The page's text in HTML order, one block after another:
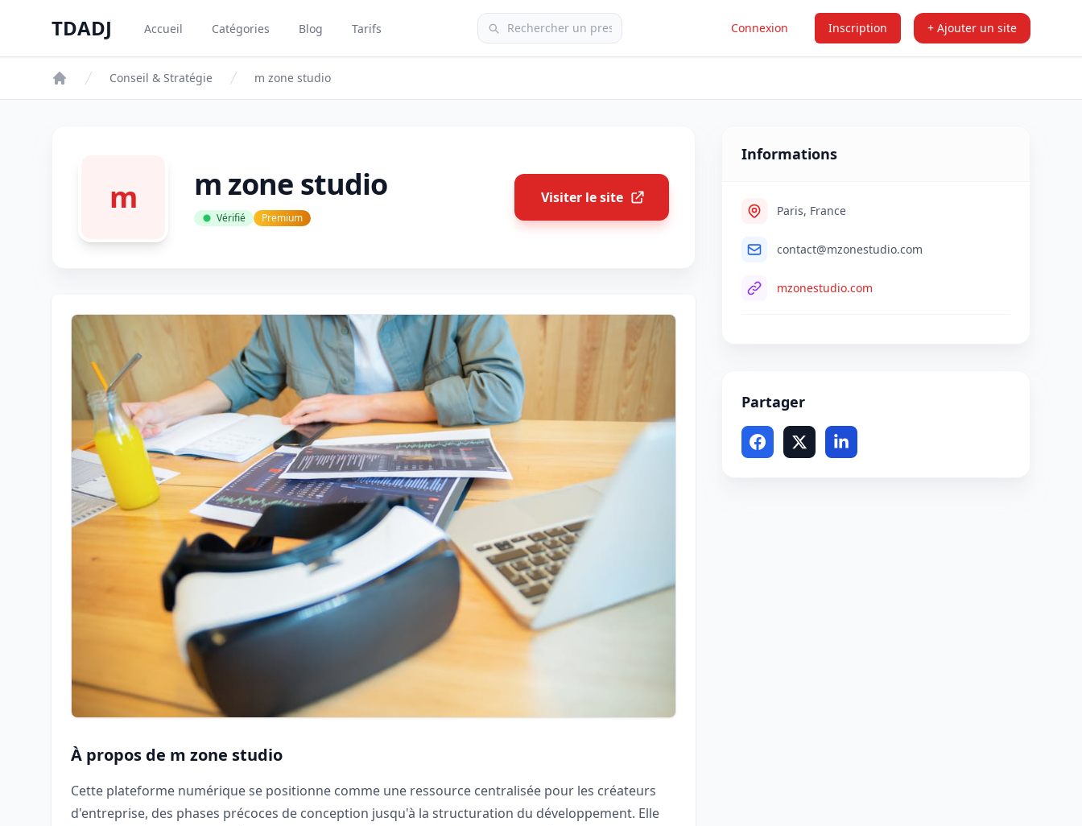
TDADJ
TDADJ Accueil Catégories Blog Tarifs Connexion Inscription + Ajouter un site
Conseil & Stratégie m zone studio
m m zone studio
Vérifié Premium
Visiter le site
À propos de m zone studio
Cette plateforme numérique se positionne comme une ressource centralisée pour les créateurs
d'entreprise, des phases précoces de conception jusqu'à la structuration du développement. Elle
Informations
Paris, France
contact@mzonestudio.com
mzonestudio.com
Partager